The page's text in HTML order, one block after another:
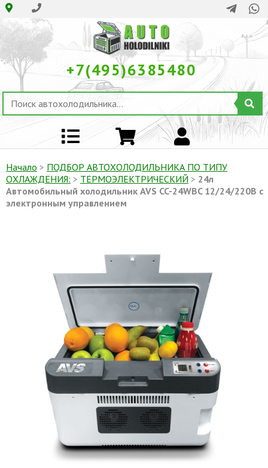
+7(495)6385480
Начало > ПОДБОР АВТОХОЛОДИЛЬНИКА ПО ТИПУ
ОХЛАЖДЕНИЯ: > ТЕРМОЭЛЕКТРИЧЕСКИЙ > 24л
Автомобильный холодильник AVS CC-24WBC 12/24/220В с
электронным управлением